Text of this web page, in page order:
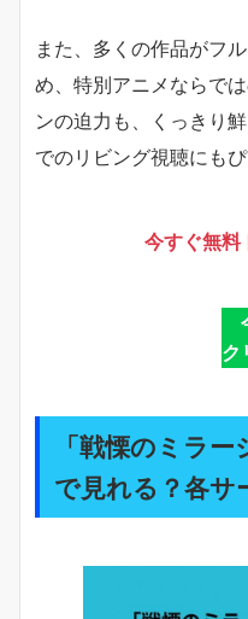
また、多くの作品がフ
め、特別アニメならで
ンの迫力も、くっきり
でのリビング視聴にもぴ
今すぐ無料
ク
「戦慄のミラ
で見れる？各サ